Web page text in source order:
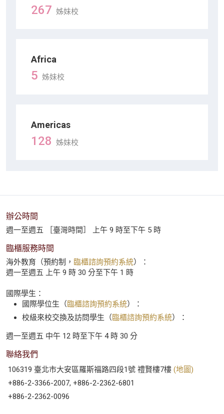
267 姊妹校
Africa
5 姊妹校
Americas
128 姊妹校
辦公時間
週一至週五 ［臺灣時間］ 上午 9 時至下午 5 時
臨櫃服務時間
海外教育（預約制， 臨櫃諮詢預約系統）：
週一至週五 上午 9 時 30 分至下午 1 時
國際學生：
國際學位生（臨櫃諮詢預約系統）：
校級來校交換及訪問學生（臨櫃諮詢預約系統）：
週一至週五 中午 12 時至下午 4 時 30 分
聯絡我們
106319 臺北市大安區羅斯福路四段1號 禮賢樓7樓 (地圖)
+886-2-3366-2007, +886-2-2362-6801
+886-2-2362-0096